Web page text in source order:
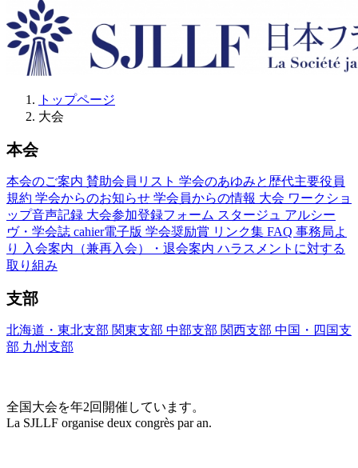
トップページ
大会
本会
本会のご案内 賛助会員リスト 学会のあゆみと歴代主要役員
規約 学会からのお知らせ 学会員からの情報 大会 ワークショ
ップ音声記録 大会参加登録フォーム スタージュ アルシー
ヴ・学会誌 cahier電子版 学会奨励賞 リンク集 FAQ 事務局よ
り
入会案内（兼再入会）・退会案内 ハラスメントに対する
取り組み
支部
北海道・東北支部 関東支部 中部支部 関西支部 中国・四国支
部 九州支部
全国大会を年2回開催しています。
La SJLLF organise deux congrès par an.